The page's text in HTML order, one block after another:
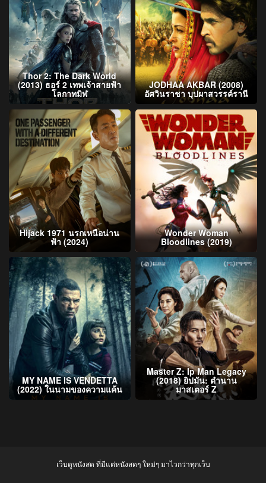
Thor 2: The Dark World
(2013) ธอร์ 2 เทพเจ้าสายฟ้า
โลกาทมิฬ
JODHAA AKBAR (2008)
อัศวินราชา บุปผาสวรรค์รานี
Hijack 1971 นรกเหนือน่าน
ฟ้า (2024)
Wonder Woman
Bloodlines (2019)
MY NAME IS VENDETTA
(2022) ในนามของความแค้น
Master Z: Ip Man Legacy
(2018) ยิปมัน: ตำนาน
มาสเตอร์ Z
เว็บดูหนังสด ที่มีแต่หนังสดๆ ใหม่ๆ มาไวกว่าทุกเว็บ